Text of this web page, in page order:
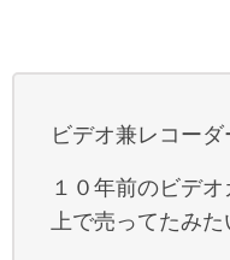
ビデオ兼レコーダ
１０年前のビデ
上で売ってたみた